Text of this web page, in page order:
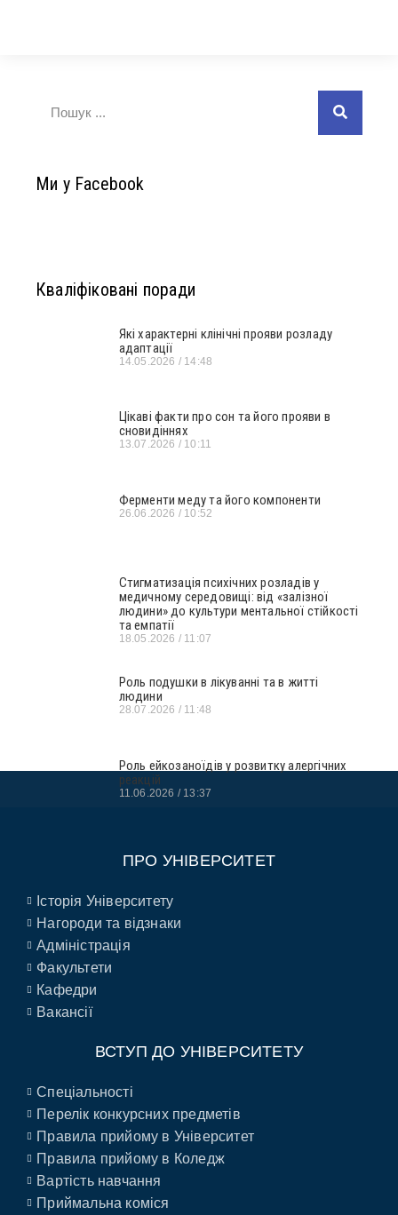
Ми у Facebook
Кваліфіковані поради
Які характерні клінічні прояви розладу
адаптації
14.05.2026 14:48
Цікаві факти про сон та його прояви в
сновидіннях
13.07.2026 10:11
Ферменти меду та його компоненти
26.06.2026 10:52
Стигматизація психічних розладів у
медичному середовищі: від «залізної
людини» до культури ментальної стійкості
та емпатії
18.05.2026 11:07
Роль подушки в лікуванні та в житті
людини
28.07.2026 11:48
Роль ейкозаноїдів у розвитку алергічних
реакцій
11.06.2026 13:37
ПРО УНІВЕРСИТЕТ
Історія Університету
Нагороди та відзнаки
Адміністрація
Факультети
Кафедри
Вакансії
ВСТУП ДО УНІВЕРСИТЕТУ
Спеціальності
Перелік конкурсних предметів
Правила прийому в Університет
Правила прийому в Коледж
Вартість навчання
Приймальна коміся